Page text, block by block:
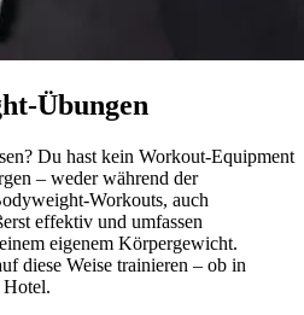
Übungen
Du hast kein Workout-Equipment
– weder während der
Workouts, auch
effektiv und umfassen
eigenem Körpergewicht.
diese Weise trainieren – ob in
Hotel.